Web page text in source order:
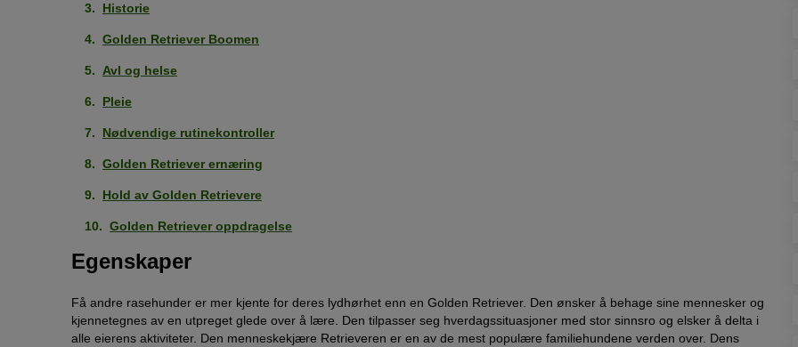
Historie
Golden Retriever Boomen
Avl og helse
Pleie
Nødvendige rutinekontroller
Golden Retriever ernæring
Hold av Golden Retrievere
Golden Retriever oppdragelse
Egenskaper
Få andre rasehunder er mer kjente for deres lydhørhet enn en Golden Retriever. Den ønsker å behage sine mennesker og
kjennetegnes av en utpreget glede over å lære. Den tilpasser seg hverdagssituasjoner med stor sinnsro og elsker å delta i
alle eierens aktiviteter. Den menneskekjære Retrieveren er en av ​​de mest populære familiehundene verden over. Dens